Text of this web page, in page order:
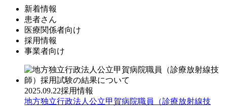
新着情報
患者さん
医療関係者向け
採用情報
事業者向け
2025.09.22採用情報
地方独立行政法人公立甲賀病院職員（診療放射線技